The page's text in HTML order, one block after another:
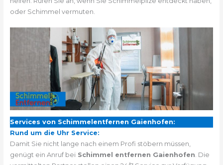
oder Schimmel vermuten.
Services von Schimmelentfernen Gaienhofen:
Rund um die Uhr Service:
Damit Sie nicht lange nach einem Profi stöbern müssen,
genügt ein Anruf bei Schimmel entfernen Gaienhofen . Die